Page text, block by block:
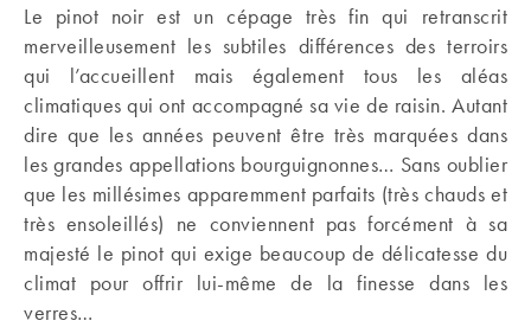
Le pinot noir est un cépage très fin qui retranscrit
merveilleusement les subtiles différences des terroirs
qui l’accueillent mais également tous les aléas
climatiques qui ont accompagné sa vie de raisin. Autant
dire que les années peuvent être très marquées dans
les grandes appellations bourguignonnes… Sans oublier
que les millésimes apparemment parfaits (très chauds et
très ensoleillés) ne conviennent pas forcément à sa
majesté le pinot qui exige beaucoup de délicatesse du
climat pour offrir lui-même de la finesse dans les
verres…